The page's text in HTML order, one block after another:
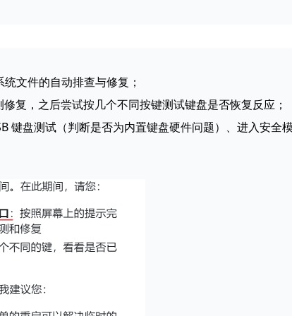
文件的自动排查与修复；
复，之后尝试按几个不同按键测试键盘是否恢复反应；
键盘测试（判断是否为内置键盘硬件问题）、进入安全